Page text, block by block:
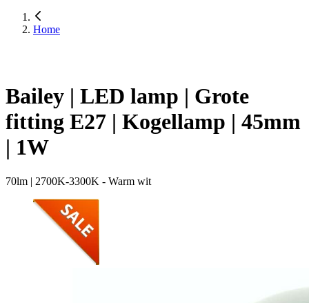
Home
Bailey | LED lamp | Grote
fitting E27 | Kogellamp | 45mm
| 1W
70lm | 2700K-3300K - Warm wit